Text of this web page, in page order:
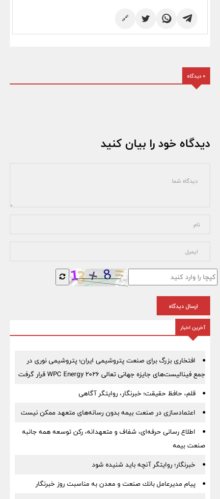
🔗
0 دیدگاه
دیدگاه خود را بیان کنید
ارسال دیدگاه
آخرین اخبار
افتخاری بزرگ برای صنعت پتروشیمی ایران؛ پتروشیمی نوری در
جمع فینالیست‌های جایزه جهانی تعالی WPC Energy 2026 قرار گرفت
قلم، حافظ حقیقت؛ خبرنگار، روایتگر آگاهی
اعتمادسازی در صنعت بیمه بدون رسانه‌های متعهد ممکن نیست
اطلاع رسانی حرفه‌ای، شفاف و متعهدانه، رکن توسعه همه جانبه
صنعت بیمه
خبرنگار؛ روایتگر آنچه باید شنیده شود
پیام مدیرعامل بانك صنعت و معدن به مناسبت روز خبرنگار